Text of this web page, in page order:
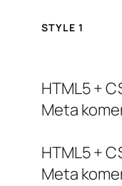
STYLE 1
HTML5 +
Meta
HTML5 +
Meta